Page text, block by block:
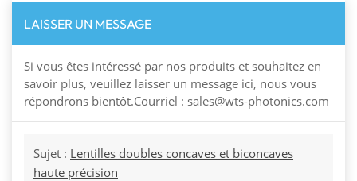
LAISSER UN MESSAGE
Si vous êtes intéressé par nos produits et souhaitez en
savoir plus, veuillez laisser un message ici, nous vous
répondrons bientôt.Courriel : sales@wts-photonics.com
Sujet : Lentilles doubles concaves et biconcaves
haute précision